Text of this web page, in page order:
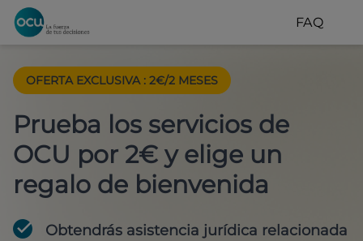
FAQ
OFERTA EXCLUSIVA : 2€/2 MESES
Prueba los servicios de
OCU por 2€ y elige un
regalo de bienvenida
Obtendrás asistencia jurídica relacionada